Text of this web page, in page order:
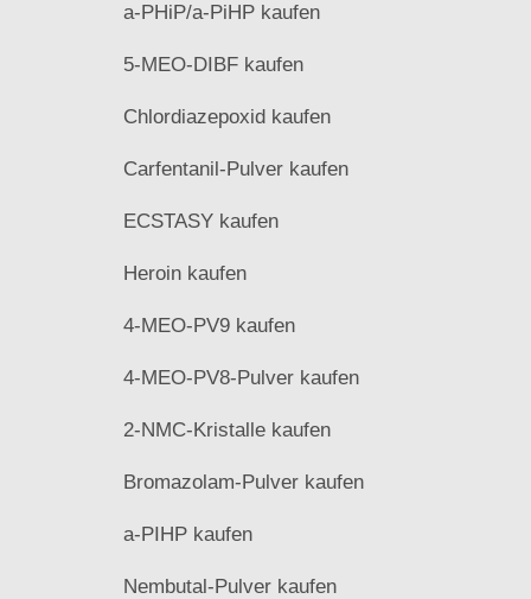
a-PHiP/a-PiHP kaufen
5-MEO-DIBF kaufen
Chlordiazepoxid kaufen
Carfentanil-Pulver kaufen
ECSTASY kaufen
Heroin kaufen
4-MEO-PV9 kaufen
4-MEO-PV8-Pulver kaufen
2-NMC-Kristalle kaufen
Bromazolam-Pulver kaufen
a-PIHP kaufen
Nembutal-Pulver kaufen